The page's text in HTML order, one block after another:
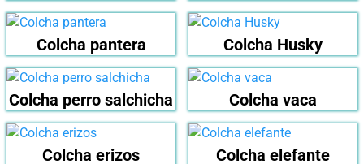
Colcha pantera Colcha Husky
Colcha perro salchicha Colcha vaca
Colcha erizos Colcha elefante